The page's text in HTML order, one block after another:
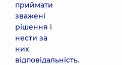
приймати
зважені
рішення і
нести за
них
відповідальність.